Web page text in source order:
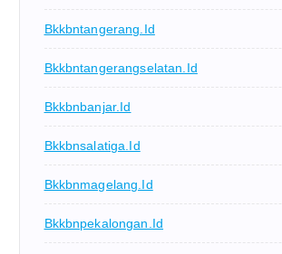
Bkkbntangerang.id
Bkkbntangerangselatan.id
Bkkbnbanjar.id
Bkkbnsalatiga.id
Bkkbnmagelang.id
Bkkbnpekalongan.id